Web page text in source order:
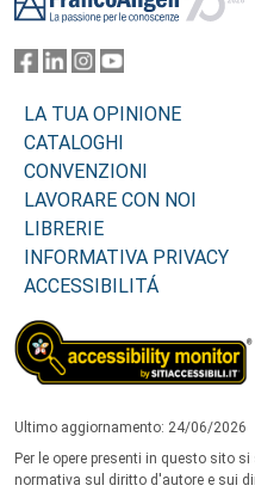
LA TUA OPINIONE
CATALOGHI
CONVENZIONI
LAVORARE CON NOI
LIBRERIE
INFORMATIVA PRIVACY
ACCESSIBILITÁ
Ultimo aggiornamento: 24/06/2026
Per le opere presenti in questo sito
normativa sul diritto d'autore e sui